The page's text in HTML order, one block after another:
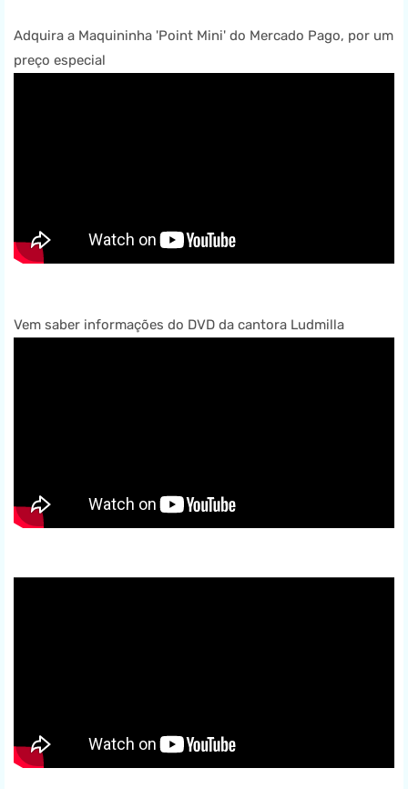
Adquira a Maquininha 'Point Mini' do Mercado Pago, por um
preço especial
Vem saber informações do DVD da cantora Ludmilla